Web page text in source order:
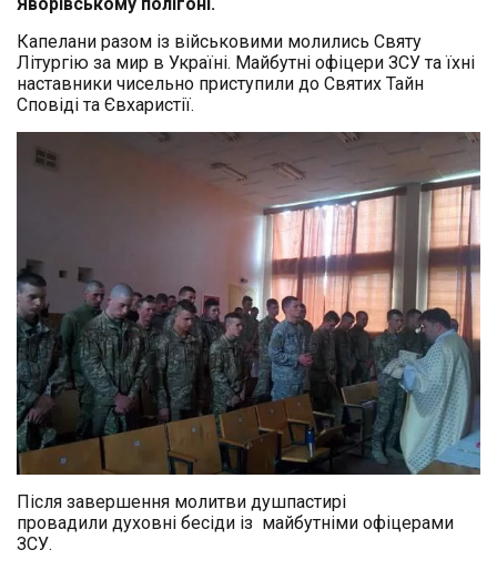
Капелани разом із військовими молились Святу
Літургію за мир в Україні. Майбутні офіцери ЗСУ та їхні
наставники чисельно приступили до Святих Тайн
Сповіді та Євхаристії.
Після завершення молитви душпастирі
провадили духовні бесіди із майбутніми офіцерами
ЗСУ.